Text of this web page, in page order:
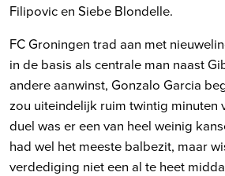
Filipovic en Siebe Blondelle.
FC Groningen trad aan met
in de basis als centrale man naast
andere aanwinst, Gonzalo Garcia
zou uiteindelijk ruim twintig minuten
duel was er een van heel weinig
had wel het meeste balbezit, maar
verdediging niet een al te heet